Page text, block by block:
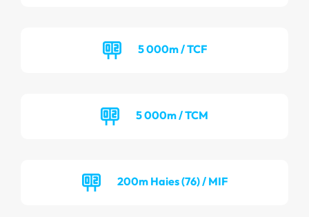
5 000m / TCF
5 000m / TCM
200m Haies (76) / MIF